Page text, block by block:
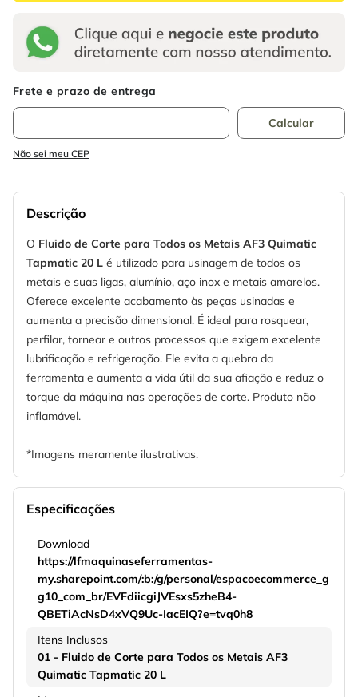
Não sei meu CEP
Descrição
O Fluido de Corte para Todos os Metais AF3 Quimatic
Tapmatic 20 L é utilizado para usinagem de todos os
metais e suas ligas, alumínio, aço inox e metais amarelos.
Oferece excelente acabamento às peças usinadas e
aumenta a precisão dimensional. É ideal para rosquear,
perfilar, tornear e outros processos que exigem excelente
lubrificação e refrigeração. Ele evita a quebra da
ferramenta e aumenta a vida útil da sua afiação e reduz o
torque da máquina nas operações de corte. Produto não
inflamável.
*Imagens meramente ilustrativas.
Especificações
Download
https://lfmaquinaseferramentas-
my.sharepoint.com/:b:/g/personal/espacoecommerce_g
g10_com_br/EVFdiicgiJVEsxs5zheB4-
QBETiAcNsD4xVQ9Uc-IacEIQ?e=tvq0h8
Itens Inclusos
01 - Fluido de Corte para Todos os Metais AF3
Quimatic Tapmatic 20 L